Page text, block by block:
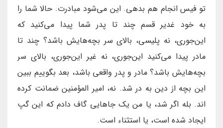
تو فیس انجام هم بدهی. این می‌شود مبادرت. حالا شما را
به خود غدیر قسم چند تا پدر شما پیدا می‌کنید که
این‌جوری، نه پلیسی، بالای سر بچه‌هایش باشد؟ چند تا
مادر پیدا می‌کنید این‌جوری، نه غیر این‌جوری، بالای سر
بچه‌هایش باشد؟ مادر و پدر واقعی باشد، بعد بگوییم ببین
این بچه از دین به در شد. نه، امیر المؤمنین ضمانت کرده
اند. بله اگر شد، یا من یک جاهایی گاف دادم که این گپ
ایجاد شده است، یا استثناء است.